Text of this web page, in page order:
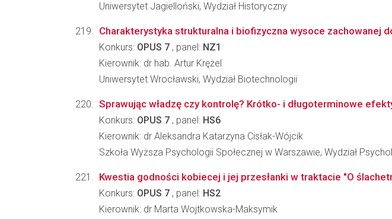
Uniwersytet Jagielloński, Wydział Historyczny
Charakterystyka strukturalna i biofizyczna wysoce zachowanej
Konkurs: OPUS 7 , panel: NZ1
Kierownik: dr hab. Artur Krężel
Uniwersytet Wrocławski, Wydział Biotechnologii
Sprawując władzę czy kontrolę? Krótko- i długoterminowe
Konkurs: OPUS 7 , panel: HS6
Kierownik: dr Aleksandra Katarzyna Cisłak-Wójcik
Szkoła Wyższa Psychologii Społecznej w Warszawie, Wydział
Kwestia godności kobiecej i jej przesłanki w traktacie "O
Konkurs: OPUS 7 , panel: HS2
Kierownik: dr Marta Wojtkowska-Maksymik